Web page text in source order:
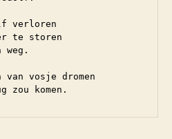
verloren
te storen
vosje dromen
zou komen.